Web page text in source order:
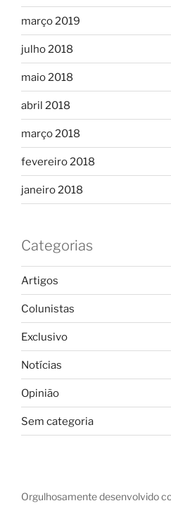
março 2019
julho 2018
maio 2018
abril 2018
março 2018
fevereiro 2018
janeiro 2018
Categorias
Artigos
Colunistas
Exclusivo
Notícias
Opinião
Sem categoria
Orgulhosamente desenvolvido